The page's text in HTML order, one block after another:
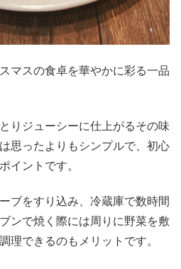
マスの食卓を華やかに彩る一品
りジューシーに仕上がるその味
思ったよりもシンプルで、初心
イントです。
ブをすり込み、冷蔵庫で数時間
ンで焼く際には周りに野菜を敷
理できるのもメリットです。